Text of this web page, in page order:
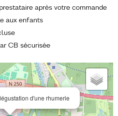
prestataire après votre commande
aux enfants
CB sécurisée
d'une rhumerie